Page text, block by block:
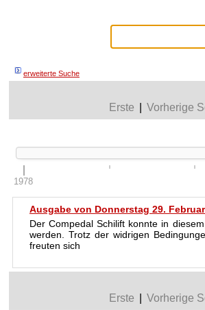
erweiterte Suche
Erste
Vorherige
1978
Ausgabe von Donnerstag 29.
Der Compedal Schilift konnte in
werden. Trotz der widrigen
freuten sich
Erste
Vorherige